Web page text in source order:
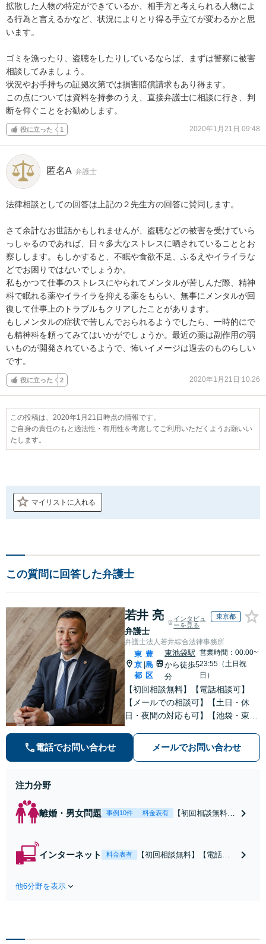
拡散した人物の特定ができているか、相手方と考えられる人物によ
る行為と言えるかなど、状況によりとり得る手立てが変わるかと思
います。
ゴミを漁ったり、盗聴をしたりしているならば、まずは警察に被害
相談してみましょう。
状況やお手持ちの証拠次第では損害賠償請求もあり得ます。
この点については資料を持参のうえ、直接弁護士に相談に行き、判
断を仰ぐことをお勧めします。
役に立った 1 2020年1月21日 09:48
匿名A 弁護士
法律相談としての回答は上記の２先生方の回答に賛同します。
さて余計なお世話かもしれませんが、盗聴などの被害を受けていら
っしゃるのであれば、日々多大なストレスに晒されていることとお
察しします。もしかすると、不眠や食欲不足、ふるえやイライラな
どでお困りではないでしょうか。
私もかつて仕事のストレスにやられてメンタルが苦しんだ際、精神
科で眠れる薬やイライラを抑える薬をもらい、無事にメンタルが回
復して仕事上のトラブルもクリアしたことがあります。
もしメンタルの症状で苦しんでおられるようでしたら、一時的にで
も精神科を頼ってみてはいかがでしょうか。最近の薬は副作用の弱
いものが開発されているようで、怖いイメージは過去のものらしい
です。
役に立った 2 2020年1月21日 10:26
この投稿は、2020年1月21日時点の情報です。
ご自身の責任のもと適法性・有用性を考慮してご利用いただくようお願いい
たします。
マイリストに入れる
この質問に回答した弁護士
若井 亮
弁護士
インタビュ
ーを見る
東京都
弁護士法人若井綜合法律事務所
東
京
都
|
豊
島
区
東池袋駅
から徒歩5
分
営業時間：00:00~
23:55（土日祝
日）
【初回相談無料】【電話相談可】
【メールでの相談可】【土日・休
日・夜間の対応も可】【池袋・東池
トラブル・刑事事件を中心に「個
人」の方からのご相談・ご依頼を幅
電話でお問い合わせ メールでお問い合わせ
注力分野
離婚・男女問題 事例10件 料金表有
【初回相談無料】
【池袋・東池袋2
インターネット 料金表有
【初回相談無料】【電話相
応します！即日対応可能。
他6分野を表示